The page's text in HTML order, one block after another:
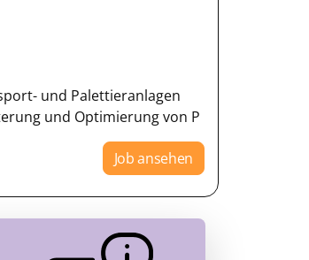
und Palettieranlagen
und Optimierung von P
Job ansehen